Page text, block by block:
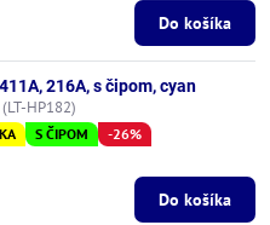
Do košíka
216A, s čipom, cyan
(LT-HP182)
S ČIPOM -26%
Do košíka